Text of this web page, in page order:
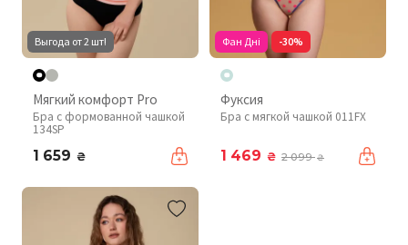
Выгода от 2 шт!
Мягкий комфорт Pro
Бра с формованной чашкой
134SP
1 659 ₴
Фан Дні -30%
Фуксия
Бра с мягкой чашкой 011FX
1 469 ₴ 2 099₴